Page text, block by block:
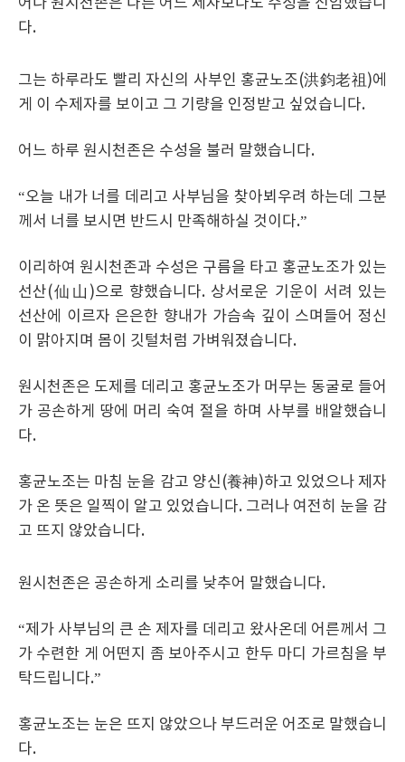
어나 원시천존은 다른 어느 제자보다도 수성을 신임했습니
다.
그는 하루라도 빨리 자신의 사부인 홍균노조(洪鈞老祖)에
게 이 수제자를 보이고 그 기량을 인정받고 싶었습니다.
어느 하루 원시천존은 수성을 불러 말했습니다.
“오늘 내가 너를 데리고 사부님을 찾아뵈우려 하는데 그분
께서 너를 보시면 반드시 만족해하실 것이다.”
이리하여 원시천존과 수성은 구름을 타고 홍균노조가 있는
선산(仙山)으로 향했습니다. 상서로운 기운이 서려 있는
선산에 이르자 은은한 향내가 가슴속 깊이 스며들어 정신
이 맑아지며 몸이 깃털처럼 가벼워졌습니다.
원시천존은 도제를 데리고 홍균노조가 머무는 동굴로 들어
가 공손하게 땅에 머리 숙여 절을 하며 사부를 배알했습니
다.
홍균노조는 마침 눈을 감고 양신(養神)하고 있었으나 제자
가 온 뜻은 일찍이 알고 있었습니다. 그러나 여전히 눈을 감
고 뜨지 않았습니다.
원시천존은 공손하게 소리를 낮추어 말했습니다.
“제가 사부님의 큰 손 제자를 데리고 왔사온데 어른께서 그
가 수련한 게 어떤지 좀 보아주시고 한두 마디 가르침을 부
탁드립니다.”
홍균노조는 눈은 뜨지 않았으나 부드러운 어조로 말했습니
다.